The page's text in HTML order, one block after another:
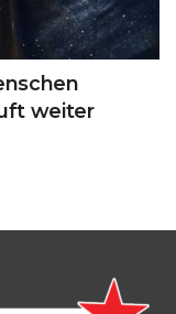
weiter